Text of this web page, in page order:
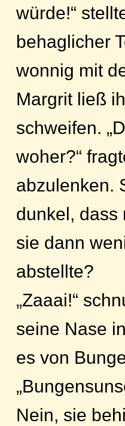
würde!“
behaglicher
wonnig mit
Margrit ließ
schweifen.
woher?“
abzulenken.
dunkel, dass
sie dann
abstellte?
„Zaaai!“
seine Nase
es von
Nein, sie